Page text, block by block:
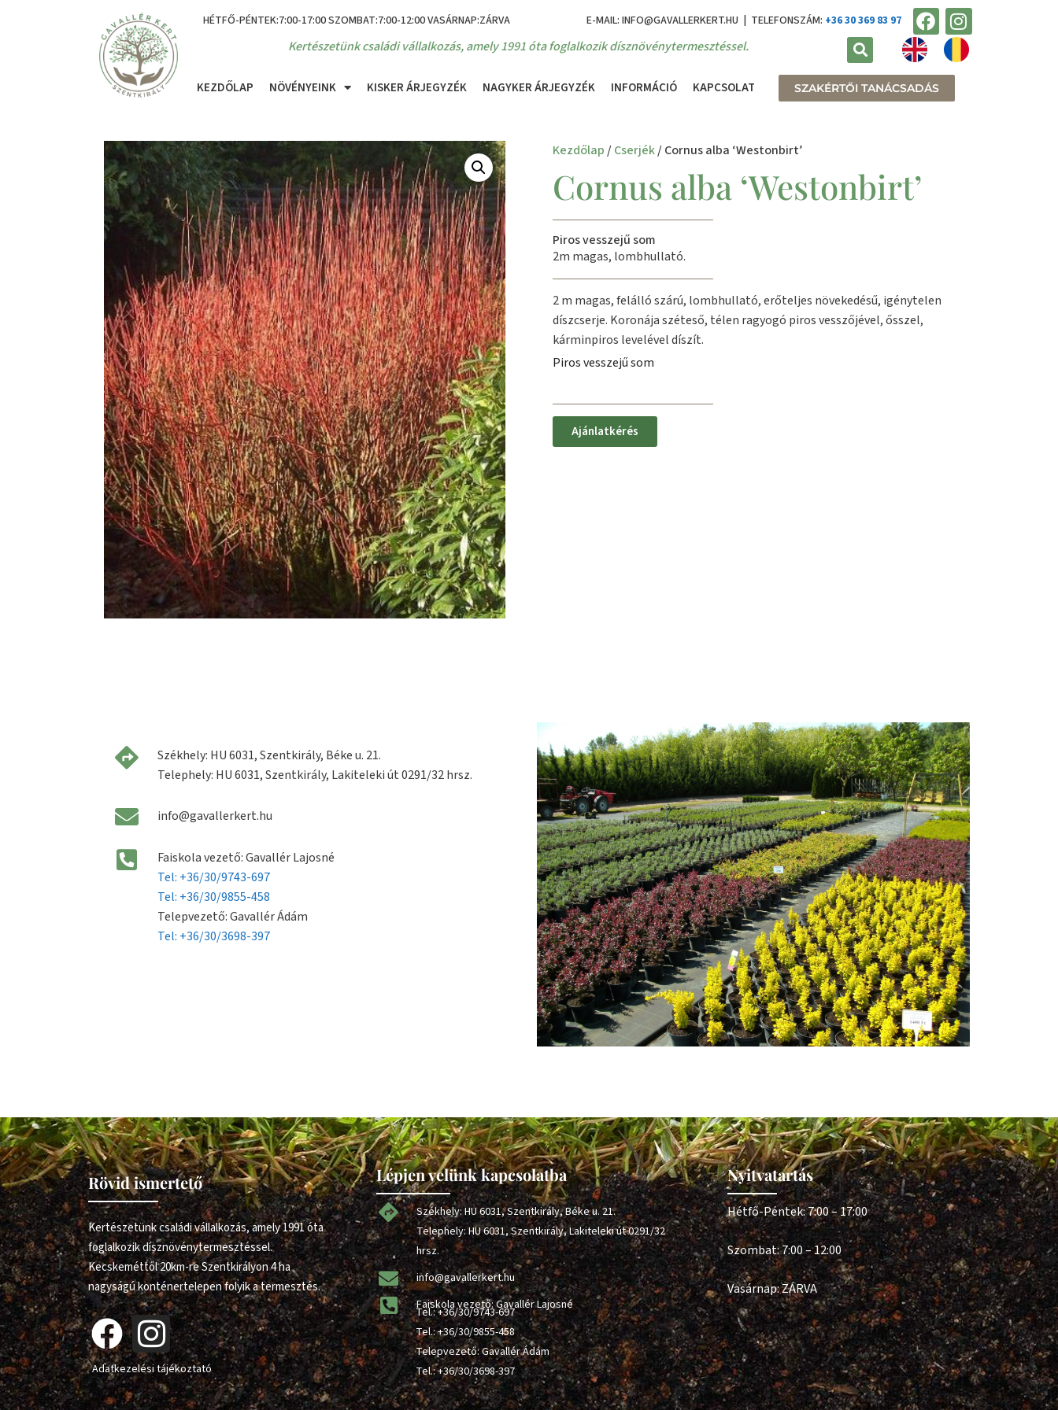
HÉTFŐ-PÉNTEK:7:00-17:00 SZOMBAT:7:00-12:00 VASÁRNAP:ZÁRVA E-MAIL: INFO@GAVALLERKERT.HU | TELEFONSZÁM: +36 30 369 83 97
Kertészetünk családi vállalkozás, amely 1991 óta foglalkozik dísznövénytermesztéssel.
KEZDŐLAP NÖVÉNYEINK KISKER ÁRJEGYZÉK NAGYKER ÁRJEGYZÉK INFORMÁCIÓ KAPCSOLAT SZAKÉRTŐI TANÁCSADÁS
Kezdőlap /Cserjék/ Cornus alba ‘Westonbirt’
Cornus alba ‘Westonbirt’
Piros vesszejű som
2m magas, lombhullató.
2 m magas, felálló szárú, lombhullató, erőteljes növekedésű, igénytelen
díszcserje. Koronája széteső, télen ragyogó piros vesszőjével, ősszel,
kárminpiros levelével díszít.
Piros vesszejű som
Ajánlatkérés
Székhely: HU 6031, Szentkirály, Béke u. 21.
Telephely: HU 6031, Szentkirály, Lakiteleki út 0291/32 hrsz.
info@gavallerkert.hu
Faiskola vezető: Gavallér Lajosné
Tel: +36/30/9743-697
Tel: +36/30/9855-458
Telepvezető: Gavallér Ádám
Tel: +36/30/3698-397
Rövid ismertető
Kertészetünk családi vállalkozás, amely 1991 óta
foglalkozik dísznövénytermesztéssel.
Kecskeméttől 20km-re Szentkirályon 4 ha
nagyságú konténertelepen folyik a termesztés.
Adatkezelési tájékoztató
Lépjen velünk kapcsolatba
Székhely: HU 6031, Szentkirály, Béke u. 21.
Telephely: HU 6031, Szentkirály, Lakiteleki út 0291/32
hrsz.
info@gavallerkert.hu
Faiskola vezető: Gavallér Lajosné
Tel.:+36/30/9743-697
Tel.:+36/30/9855-458
Telepvezető: Gavallér Ádám
Tel.:+36/30/3698-397
Nyitvatartás
Hétfő-Péntek: 7:00 – 17:00
Szombat: 7:00 – 12:00
Vasárnap: ZÁRVA